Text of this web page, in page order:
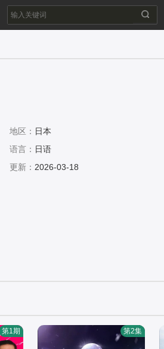
地区： 日本
语言： 日语
更新： 2026-03-18
第1期 第2集